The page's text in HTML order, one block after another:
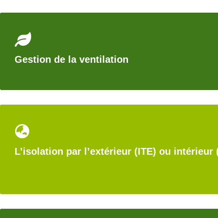
Gestion de la ventilation
L’isolation par l’extérieur (ITE) ou intérieur